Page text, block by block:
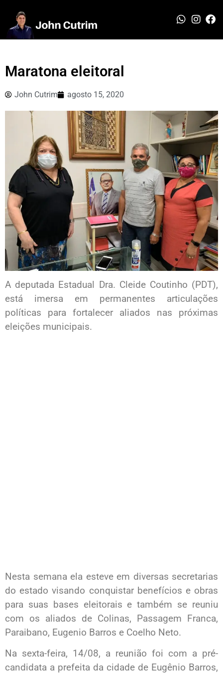
Maratona eleitoral
John Cutrim agosto 15, 2020
A deputada Estadual Dra. Cleide Coutinho (PDT),
está imersa em permanentes articulações
políticas para fortalecer aliados nas próximas
eleições municipais.
Nesta semana ela esteve em diversas secretarias
do estado visando conquistar benefícios e obras
para suas bases eleitorais e também se reuniu
com os aliados de Colinas, Passagem Franca,
Paraibano, Eugenio Barros e Coelho Neto.
Na sexta-feira, 14/08, a reunião foi com a pré-
candidata a prefeita da cidade de Eugênio Barros,